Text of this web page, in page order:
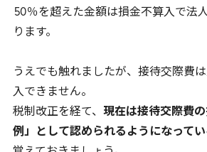
50％を超えた金額は損金不算入で法
ります。
うえでも触れましたが、接待交際費
入できません。
税制改正を経て、 現在は接待交際費
例」として認められるようになってい